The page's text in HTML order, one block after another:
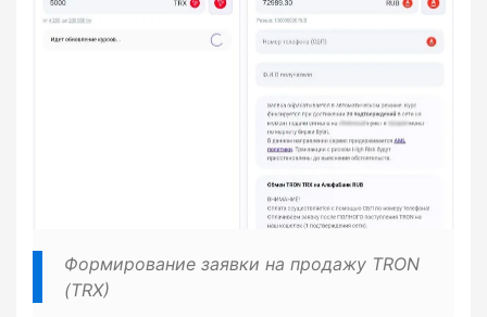
Формирование заявки на продажу TRON
(TRX)